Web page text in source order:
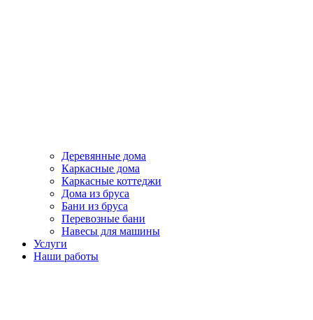
Деревянные дома
Каркасные дома
Каркасные коттеджи
Дома из бруса
Бани из бруса
Перевозные бани
Навесы для машины
Услуги
Наши работы